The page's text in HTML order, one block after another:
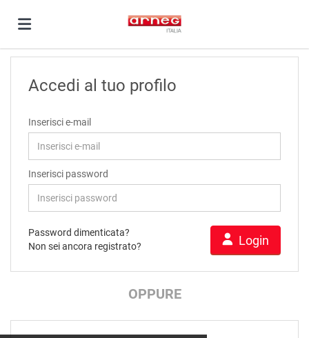
Offerte
di
lavoro
Carica
il
Login
Accedi al tuo profilo
Inserisci e-mail
Inserisci password
Login
Password dimenticata?
Non sei ancora registrato?
OPPURE